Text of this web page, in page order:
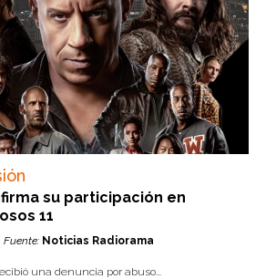
su participación en
11
Fuente: Noticias Radiorama
una denuncia por abuso...